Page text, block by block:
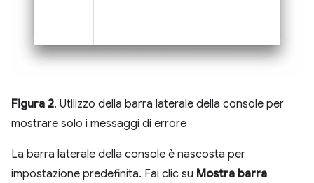
Figura 2. Utilizzo della barra laterale della console per
mostrare solo i messaggi di errore
La barra laterale della console è nascosta per
impostazione predefinita. Fai clic su Mostra barra